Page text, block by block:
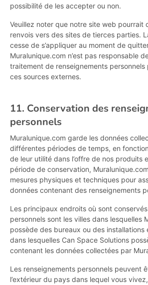
possibilité de les accepter ou non.
Veuillez noter que notre site web pourrait
renvois vers des sites de tierces parties.
cesse de s’appliquer au moment de
Muralunique.com n’est pas responsable
traitement de renseignements personnels
ces sources externes.
11. Conservation des
personnels
Muralunique.com garde les données
différentes périodes de temps, en
de leur utilité dans l’offre de nos produits
période de conservation,
mesures physiques et techniques pour
données contenant des renseignements
Les principaux endroits où sont
personnels sont les villes dans lesquelles
possède des bureaux ou des installations
dans lesquelles Can Space Solutions
contenant les données collectées par
Les renseignements personnels peuvent
l’extérieur du pays dans lequel vous